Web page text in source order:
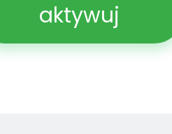
aktywuj